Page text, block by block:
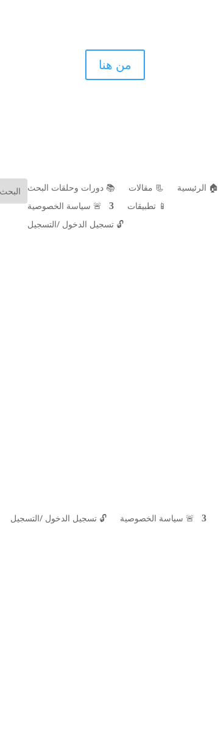
من هنا
🏠 الرئيسية 📃 مقالات
📚 دورات وحلقات البحث
📱 تطبيقات
🚨 سياسة الخصوصية
🔓تسجيل الدخول /التسجيل
🚨 سياسة الخصوصية 🔓تسجيل الدخول /التسجيل